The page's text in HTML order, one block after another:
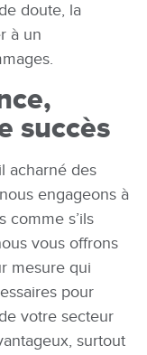
doute, la
à un
succès
acharné des
engageons à
comme s’ils
vous offrons
mesure qui
pour
votre secteur
surtout